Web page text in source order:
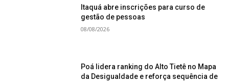
Itaquá abre inscrições para curso de
gestão de pessoas
08/08/2026
Poá lidera ranking do Alto Tietê no Mapa
da Desigualdade e reforça sequência de